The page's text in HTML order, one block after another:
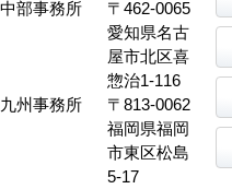
中部事務所
〒462-0065
愛知県名古
屋市北区喜
惣治1-116
九州事務所
〒813-0062
福岡県福岡
市東区松島
5-17